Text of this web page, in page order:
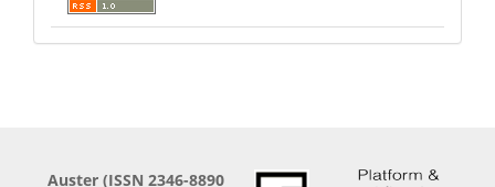
Auster (ISSN 2346-8890